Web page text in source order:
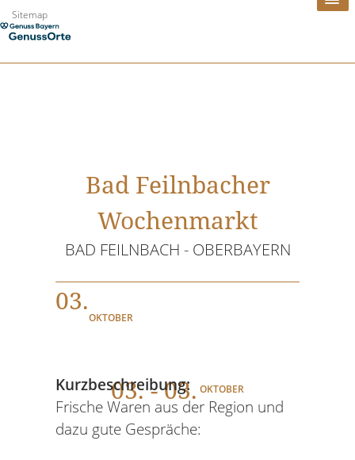
Zum
Inhalt
Sitemap
Bad Feilnbacher
Wochenmarkt
BAD FEILNBACH - OBERBAYERN
03.
OKTOBER
03. - 03. OKTOBER
Kurzbeschreibung:
Frische Waren aus der Region und
dazu gute Gespräche: